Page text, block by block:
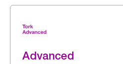
Advanced